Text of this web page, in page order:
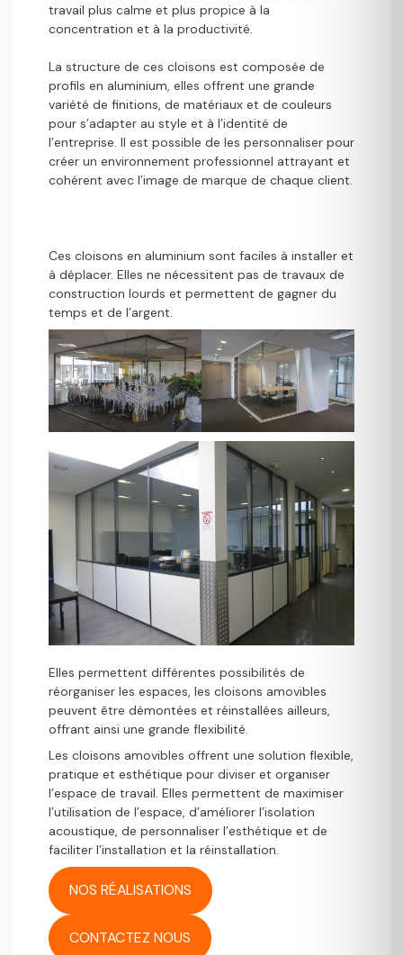
travail plus calme et plus propice à la
concentration et à la productivité.
La structure de ces cloisons est composée de
profils en aluminium, elles offrent une grande
variété de finitions, de matériaux et de couleurs
pour s’adapter au style et à l’identité de
l’entreprise. Il est possible de les personnaliser pour
créer un environnement professionnel attrayant et
cohérent avec l’image de marque de chaque client.
Ces cloisons en aluminium sont faciles à installer et
à déplacer. Elles ne nécessitent pas de travaux de
construction lourds et permettent de gagner du
temps et de l’argent.
Elles permettent différentes possibilités de
réorganiser les espaces, les cloisons amovibles
peuvent être démontées et réinstallées ailleurs,
offrant ainsi une grande flexibilité.
Les cloisons amovibles offrent une solution flexible,
pratique et esthétique pour diviser et organiser
l’espace de travail. Elles permettent de maximiser
l’utilisation de l’espace, d’améliorer l’isolation
acoustique, de personnaliser l’esthétique et de
faciliter l’installation et la réinstallation.
NOS RÉALISATIONS
CONTACTEZ NOUS